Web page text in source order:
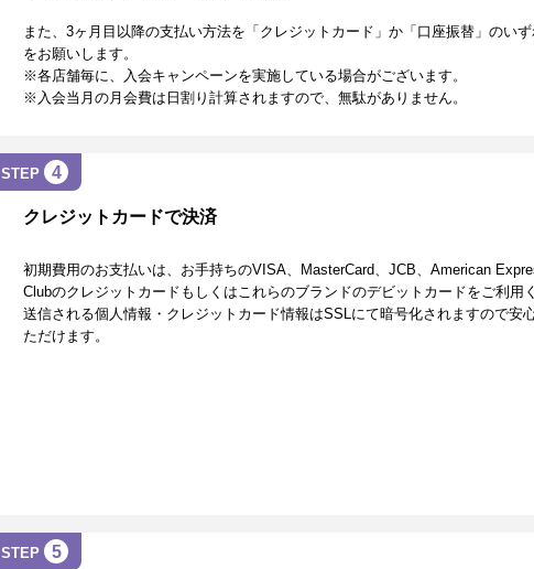
また、3ヶ月目以降の支払い方法を「クレジットカード」か「口座振替」のい
をお願いします。
※各店舗毎に、入会キャンペーンを実施している場合がございます。
※入会当月の月会費は日割り計算されますので、無駄がありません。
STEP 4
クレジットカードで決済
初期費用のお支払いは、お手持ちのVISA、MasterCard、JCB、American
Clubのクレジットカードもしくはこれらのブランドのデビットカードをご利用
送信される個人情報・クレジットカード情報はSSLにて暗号化されますので安
ただけます。
STEP 5